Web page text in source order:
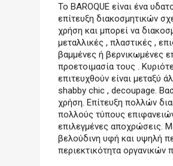
Το BAROQUE είναι ένα
επίτευξη διακοσμητικών
χρήση και μπορεί να
μεταλλικές , πλαστικές ,
βαμμένες ή βερνικωμένες
προετοιμασία τους .
επιτευχθούν είναι μεταξύ
shabby chic , decoupage.
χρήση. Επίτευξη πολλών
πολλούς τύπους
επιλεγμένες αποχρώσεις.
βελούδινη υφή και υψηλή
περιεκτικότητα